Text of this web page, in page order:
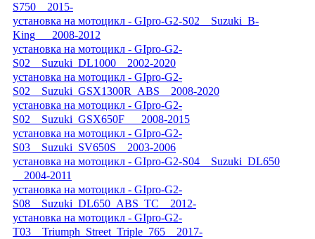
S750__2015-
установка на мотоцикл - GIpro-G2-S02__Suzuki_B-
King___2008-2012
установка на мотоцикл - GIpro-G2-
S02__Suzuki_DL1000__2002-2020
установка на мотоцикл - GIpro-G2-
S02__Suzuki_GSX1300R_ABS__2008-2020
установка на мотоцикл - GIpro-G2-
S02__Suzuki_GSX650F___2008-2015
установка на мотоцикл - GIpro-G2-
S03__Suzuki_SV650S__2003-2006
установка на мотоцикл - GIpro-G2-S04__Suzuki_DL650
__2004-2011
установка на мотоцикл - GIpro-G2-
S08__Suzuki_DL650_ABS_TC__2012-
установка на мотоцикл - GIpro-G2-
T03__Triumph_Street_Triple_765__2017-